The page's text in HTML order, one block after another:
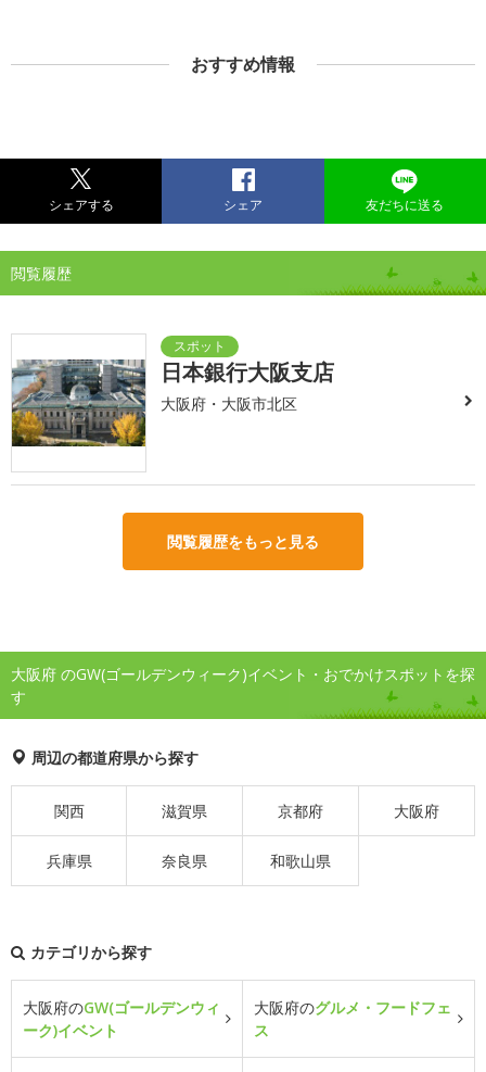
おすすめ情報
シェアする シェア 友だちに送る
閲覧履歴
日本銀行大阪支店
大阪府・大阪市北区
閲覧履歴をもっと見る
大阪府 のGW(ゴールデンウィーク)イベント・おでかけスポットを探
す
周辺の都道府県から探す
関西 滋賀県 京都府 大阪府
兵庫県 奈良県 和歌山県
カテゴリから探す
大阪府のGW(ゴールデンウィ
ーク)イベント
大阪府のグルメ・フードフェ
ス